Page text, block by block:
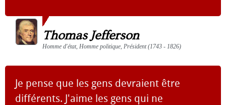
Thomas Jefferson
Homme d'état, Homme politique, Président (1743 - 1826)
Je pense que les gens devraient être
différents. J'aime les gens qui ne